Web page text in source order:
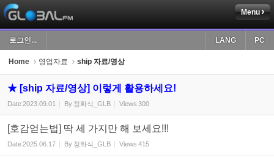
Menu
로그인... PC
LANG
Home 영업자료 ship 자료/영상
★ [ship 자료/영상] 이렇게 활용하세요!
Date2023.09.01 By 정화식_GLB Views 300
[호감얻는법] 딱 세 가지만 해 보세요!!!
Date2025.06.17 By 정화식_GLB Views 415
Sketchbook5, 스케치북5
Sketchbook5, 스케치북5